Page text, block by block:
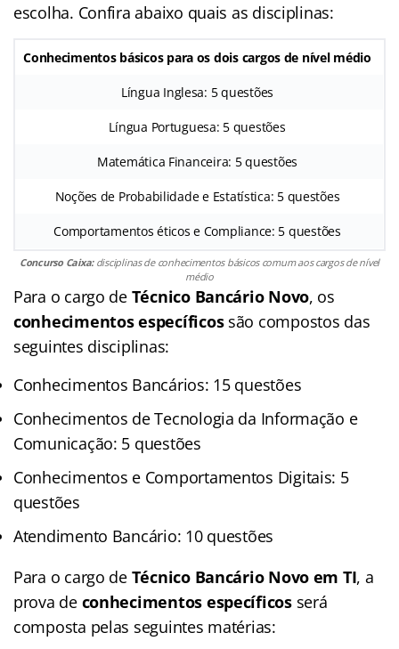
escolha. Confira abaixo quais as disciplinas:
Conhecimentos básicos para os dois cargos de nível médio
Língua Inglesa: 5 questões
Língua Portuguesa: 5 questões
Matemática Financeira: 5 questões
Noções de Probabilidade e Estatística: 5 questões
Comportamentos éticos e Compliance: 5 questões
Concurso Caixa: disciplinas de conhecimentos básicos comum aos cargos de nível
médio
Para o cargo de Técnico Bancário Novo, os
conhecimentos específicossão compostos das
seguintes disciplinas:
Conhecimentos Bancários: 15 questões
Conhecimentos de Tecnologia da Informação e
Comunicação: 5 questões
Conhecimentos e Comportamentos Digitais: 5
questões
Atendimento Bancário: 10 questões
Para o cargo de Técnico Bancário Novo em TI, a
prova de conhecimentos específicosserá
composta pelas seguintes matérias: